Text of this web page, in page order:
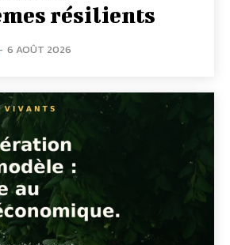
résilients
6 AOÛT 2026